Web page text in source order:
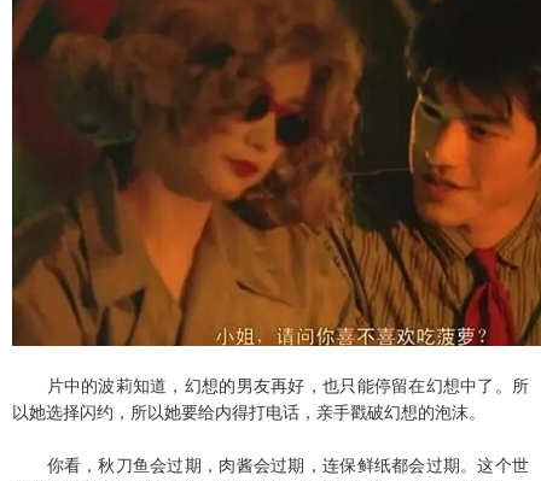
片中的波莉知道，幻想的男友再好，也只能停留在幻想中了。所
以她选择闪约，所以她要给内得打电话，亲手戳破幻想的泡沫。
你看，秋刀鱼会过期，肉酱会过期，连保鲜纸都会过期。这个世